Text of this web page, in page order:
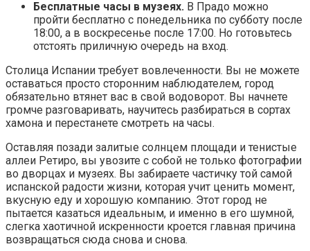
Бесплатные часы в музеях. В Прадо можно
пройти бесплатно с понедельника по субботу после
18:00, а в воскресенье после 17:00. Но готовьтесь
отстоять приличную очередь на вход.
Столица Испании требует вовлеченности. Вы не можете
оставаться просто сторонним наблюдателем, город
обязательно втянет вас в свой водоворот. Вы начнете
громче разговаривать, научитесь разбираться в сортах
хамона и перестанете смотреть на часы.
Оставляя позади залитые солнцем площади и тенистые
аллеи Ретиро, вы увозите с собой не только фотографии
во дворцах и музеях. Вы забираете частичку той самой
испанской радости жизни, которая учит ценить момент,
вкусную еду и хорошую компанию. Этот город не
пытается казаться идеальным, и именно в его шумной,
слегка хаотичной искренности кроется главная причина
возвращаться сюда снова и снова.